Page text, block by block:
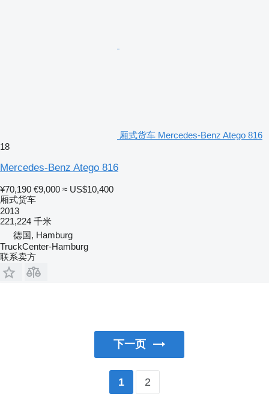
厢式货车 Mercedes-Benz Atego 816
18
Mercedes-Benz Atego 816
¥70,190 €9,000 ≈ US$10,400
厢式货车
2013
221,224 千米
德国, Hamburg
TruckCenter-Hamburg
联系卖方
下一页
1 2